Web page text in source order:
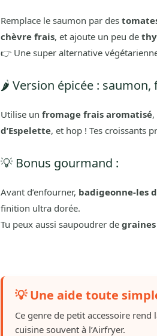
Remplace le saumon par des
chèvre frais, et ajoute un peu de
👉 Une super alternative
🌶️ Version épicée :
Utilise un fromage frais aromatisé,
d’Espelette, et hop ! Tes croissants
💡 Bonus gourmand :
Avant d’enfourner, badigeonne-les
finition ultra dorée.
Tu peux aussi saupoudrer de graines
💡 Une aide toute
Ce genre de petit accessoire
cuisine souvent à l’Airfryer.